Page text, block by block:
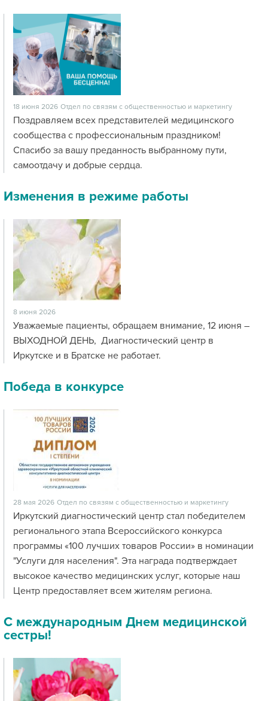
18 июня 2026 Отдел по связям с общественностью и маркетингу
Поздравляем всех представителей медицинского
сообщества с профессиональным праздником!
Спасибо за вашу преданность выбранному пути,
самоотдачу и добрые сердца.
Изменения в режиме работы
8 июня 2026
Уважаемые пациенты, обращаем внимание, 12 июня –
ВЫХОДНОЙ ДЕНЬ, Диагностический центр в
Иркутске и в Братске не работает.
Победа в конкурсе
28 мая 2026 Отдел по связям с общественностью и маркетингу
Иркутский диагностический центр стал победителем
регионального этапа Всероссийского конкурса
программы «100 лучших товаров России» в номинации
"Услуги для населения". Эта награда подтверждает
высокое качество медицинских услуг, которые наш
Центр предоставляет всем жителям региона.
С международным Днем медицинской
сестры!